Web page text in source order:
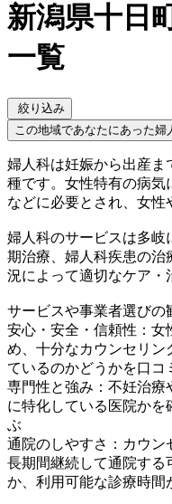
新潟県十日
一覧
絞り込み
この地域であなたにあった婦
婦人科は妊娠から出産ま
種です。女性特有の病気
などに必要とされ、女性
婦人科のサービスは多岐
期治療、婦人科疾患の治
況によって適切なケア・
サービスや事業者選びの
安心・安全・信頼性：女
め、十分なカウンセリン
ているのかどうかを口コ
専門性と強み：不妊治療
に特化している医院かを
ぶ
通院のしやすさ：カウン
長期間継続して通院する
か、利用可能な診療時間